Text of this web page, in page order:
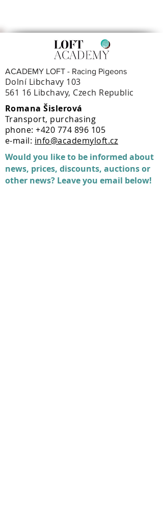
ACADEMY LOFT - Racing Pigeons
Dolní Libchavy 103
561 16 Libchavy, Czech Republic
Romana Šislerová
Transport, purchasing
phone:+420 774 896 105
e-mail: info@academyloft.cz
Would you like to be informed about
news, prices, discounts, auctions or
other news? Leave you email below!